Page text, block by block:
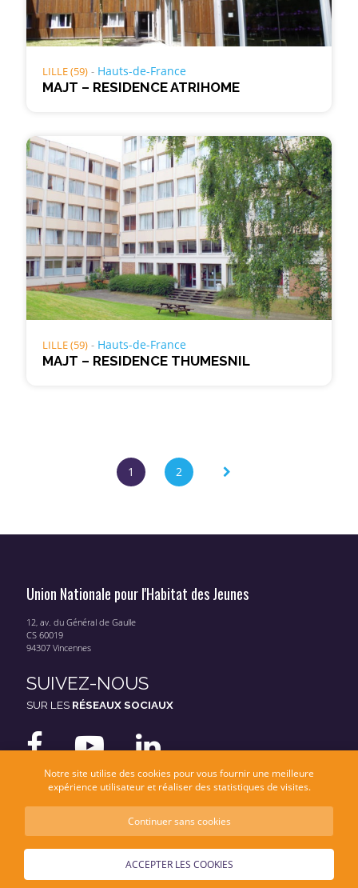
LILLE (59) Hauts-de-France
MAJT – RESIDENCE ATRIHOME
LILLE (59) Hauts-de-France
MAJT – RESIDENCE THUMESNIL
Page 1 2
Union Nationale pour l'Habitat des Jeunes
12, av. du Général de Gaulle
CS 60019
94307 Vincennes
SUIVEZ-NOUS
SUR LES RÉSEAUX SOCIAUX
Mentions légales
© UNHAJ 2026 - Une réalisationMoonseven
Notre site utilise des cookies pour vous fournir une meilleure
expérience utilisateur et réaliser des statistiques de visites.
Continuer sans cookies
ACCEPTER LES COOKIES